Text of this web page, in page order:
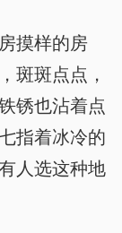
摸样的房
斑斑点点，
锈也沾着点
指着冰冷的
人选这种地